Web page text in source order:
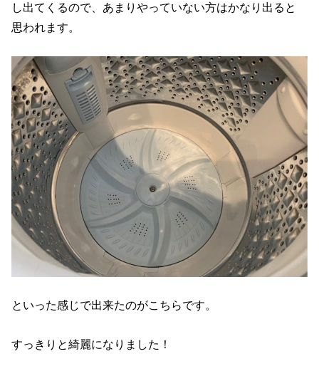
し出てくるので、あまりやっていない方はかなり出ると
思われます。
といった感じで出来たのがこちらです。
すっきりと綺麗になりました！